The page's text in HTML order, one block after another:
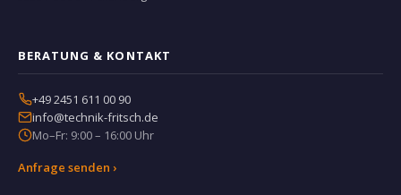
BERATUNG & KONTAKT
+49 2451 611 00 90
info@technik-fritsch.de
Mo–Fr: 9:00 – 16:00 Uhr
Anfrage senden ›